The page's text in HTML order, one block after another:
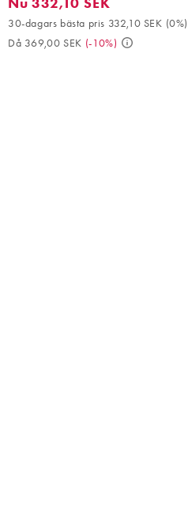
30-dagars bästa pris 332,10 SEK (0%)
Då 369,00 SEK (-10%)